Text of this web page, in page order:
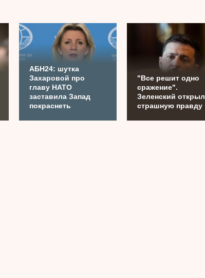
АБН24: шутка
Захаровой про
главу НАТО
заставила Запад
покраснеть
"Все решит одно
сражение".
Зеленский открыл
страшную правду